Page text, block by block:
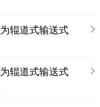
辊道式输送式
辊道式输送式